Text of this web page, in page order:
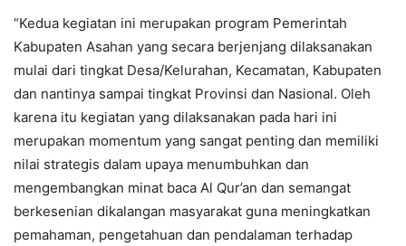
“Kedua kegiatan ini merupakan program Pemerintah
Kabupaten Asahan yang secara berjenjang dilaksanakan
mulai dari tingkat Desa/Kelurahan, Kecamatan, Kabupaten
dan nantinya sampai tingkat Provinsi dan Nasional. Oleh
karena itu kegiatan yang dilaksanakan pada hari ini
merupakan momentum yang sangat penting dan memiliki
nilai strategis dalam upaya menumbuhkan dan
mengembangkan minat baca Al Qur’an dan semangat
berkesenian dikalangan masyarakat guna meningkatkan
pemahaman, pengetahuan dan pendalaman terhadap